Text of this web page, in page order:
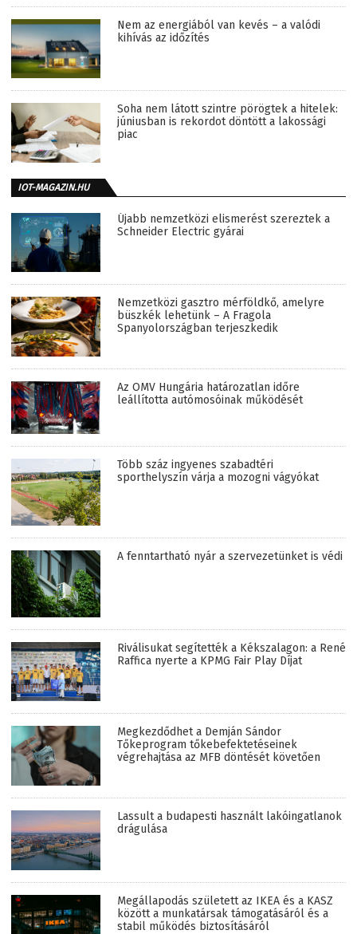
Nem az energiából van kevés – a valódi
kihívás az időzítés
Soha nem látott szintre pörögtek a hitelek:
júniusban is rekordot döntött a lakossági
piac
IOT-MAGAZIN.HU
Újabb nemzetközi elismerést szereztek a
Schneider Electric gyárai
Nemzetközi gasztro mérföldkő, amelyre
büszkék lehetünk – A Fragola
Spanyolországban terjeszkedik
Az OMV Hungária határozatlan időre
leállította autómosóinak működését
Több száz ingyenes szabadtéri
sporthelyszín várja a mozogni vágyókat
A fenntartható nyár a szervezetünket is védi
Riválisukat segítették a Kékszalagon: a René
Raffica nyerte a KPMG Fair Play Díjat
Megkezdődhet a Demján Sándor
Tőkeprogram tőkebefektetéseinek
végrehajtása az MFB döntését követően
Lassult a budapesti használt lakóingatlanok
drágulása
Megállapodás született az IKEA és a KASZ
között a munkatársak támogatásáról és a
stabil működés biztosításáról